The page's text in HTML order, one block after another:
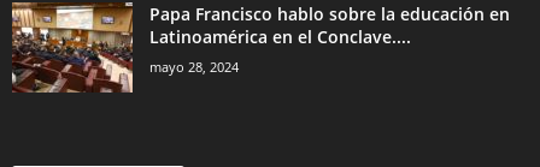
Papa Francisco hablo sobre la educación en
Latinoamérica en el Conclave....
mayo 28, 2024